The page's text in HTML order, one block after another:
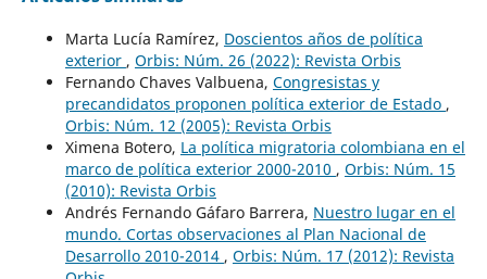
Marta Lucía Ramírez, Doscientos años de política
exterior , Orbis: Núm. 26 (2022): Revista Orbis
Fernando Chaves Valbuena, Congresistas y
precandidatos proponen política exterior de Estado ,
Orbis: Núm. 12 (2005): Revista Orbis
Ximena Botero, La política migratoria colombiana en el
marco de política exterior 2000-2010 , Orbis: Núm. 15
(2010): Revista Orbis
Andrés Fernando Gáfaro Barrera, Nuestro lugar en el
mundo. Cortas observaciones al Plan Nacional de
Desarrollo 2010-2014 , Orbis: Núm. 17 (2012): Revista